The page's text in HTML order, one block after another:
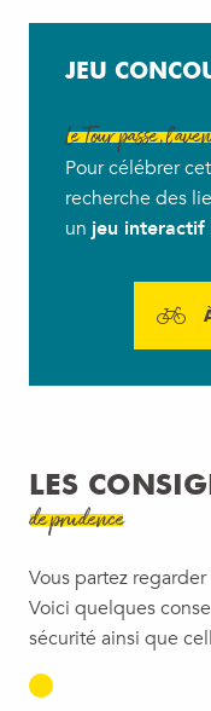
JEU
Le Tour passe,
Pour célébrer
recherche des
un jeu interactif
LES
de prudence
Vous partez
Voici quelques
sécurité ainsi que